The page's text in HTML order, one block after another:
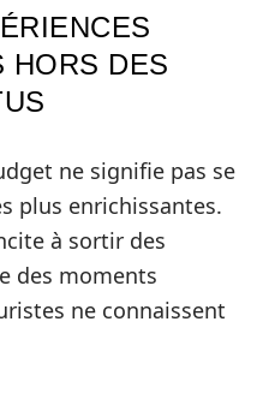
HORS DES
ne signifie pas se
plus enrichissantes.
à sortir des
des moments
ne connaissent